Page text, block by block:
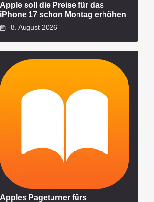
Apple soll die Preise für das
iPhone 17 schon Montag erhöhen
8. August 2026
Apples Pageturner fürs